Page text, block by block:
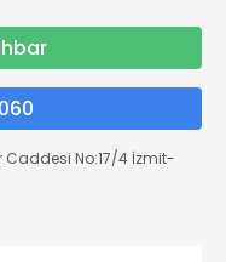
No:17/4 İzmit-